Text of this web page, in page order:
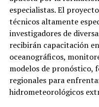
especialistas. El
técnicos altamente
investigadores de
recibirán capacitación
oceanográficos,
modelos de pronóstico,
regionales para
hidrometeorológicos